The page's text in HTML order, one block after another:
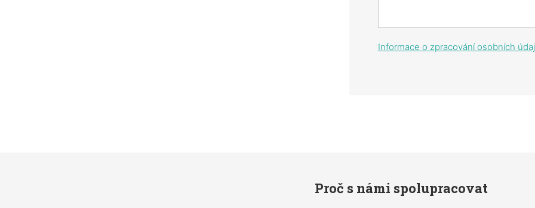
Informace o zpracování osobních
Proč s námi spolupracovat